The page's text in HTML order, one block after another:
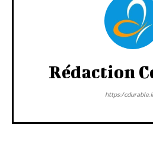
Rédaction
https:/